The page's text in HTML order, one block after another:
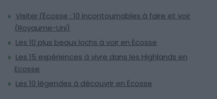
Visiter l'Écosse : 10 incontournables à faire et voir
(Royaume-Uni)
Les 10 plus beaux lochs à voir en Écosse
Les 15 expériences à vivre dans les Highlands en
Ecosse
Les 10 légendes à découvrir en Écosse